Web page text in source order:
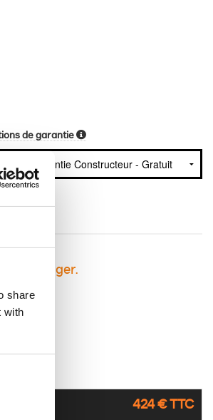
share
with
de garantie
engager.
424 € TTC